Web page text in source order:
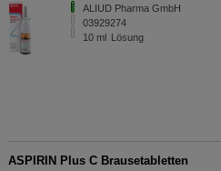
ALIUD Pharma GmbH
03929274
10 ml Lösung
ASPIRIN Plus C Brausetabletten